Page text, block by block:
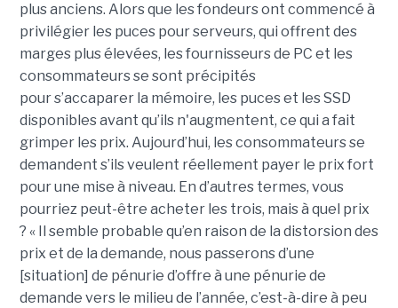
plus anciens. Alors que les fondeurs ont commencé à
privilégier les puces pour serveurs, qui offrent des
marges plus élevées, les fournisseurs de PC et les
consommateurs se sont précipités
pour s’accaparer la mémoire, les puces et les SSD
disponibles avant qu’ils n'augmentent, ce qui a fait
grimper les prix. Aujourd’hui, les consommateurs se
demandent s’ils veulent réellement payer le prix fort
pour une mise à niveau. En d’autres termes, vous
pourriez peut-être acheter les trois, mais à quel prix
? « Il semble probable qu’en raison de la distorsion des
prix et de la demande, nous passerons d’une
[situation] de pénurie d’offre à une pénurie de
demande vers le milieu de l’année, c’est-à-dire à peu